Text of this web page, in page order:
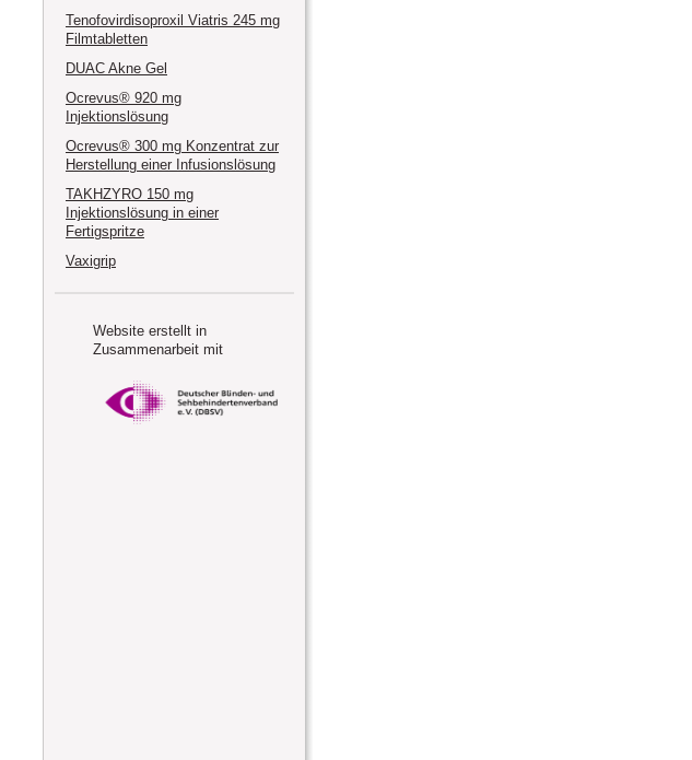
Tenofovirdisoproxil Viatris 245 mg
Filmtabletten
DUAC Akne Gel
Ocrevus® 920 mg
Injektionslösung
Ocrevus® 300 mg Konzentrat zur
Herstellung einer Infusionslösung
TAKHZYRO 150 mg
Injektionslösung in einer
Fertigspritze
Vaxigrip
Website erstellt in
Zusammenarbeit mit